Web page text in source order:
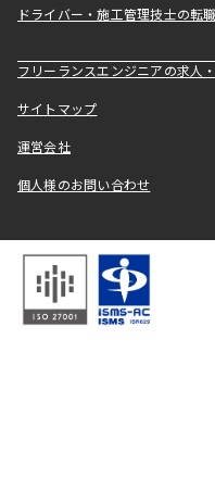
ドライバー・施工管理技士の転
フリーランスエンジニアの求人
サイトマップ
運営会社
個人様のお問い合わせ